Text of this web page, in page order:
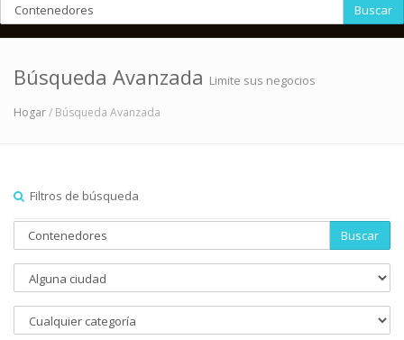
Buscar
Búsqueda Avanzada Limite sus negocios
Hogar/ Búsqueda Avanzada
Filtros de búsqueda
Buscar